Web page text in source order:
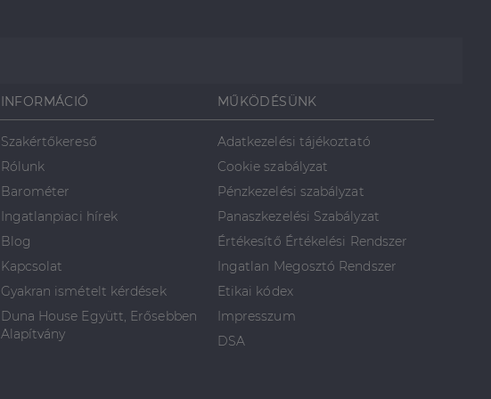
INFORMÁCIÓ
Szakértőkereső
Rólunk
Barométer
Ingatlanpiaci hírek
Blog
Kapcsolat
Gyakran ismételt kérdések
Duna House Együtt, Erősebben
Alapítvány
MŰKÖDÉSÜNK
Adatkezelési tájékoztató
Cookie szabályzat
Pénzkezelési szabályzat
Panaszkezelési Szabályzat
Értékesítő Értékelési Rendszer
Ingatlan Megosztó Rendszer
Etikai kódex
Impresszum
DSA